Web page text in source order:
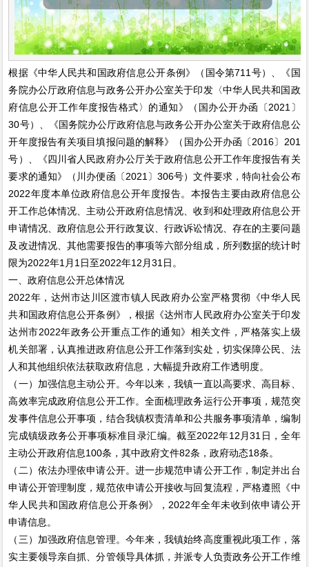
根据《中华人民共和国政府信息公开条例》（国令第711号）、《国
务院办公厅政府信息与政务公开办公室关于印发〈中华人民共和国政
府信息公开工作年度报告格式〉的通知》（国办公开办函〔2021〕
30号）、《国务院办公厅政府信息与政务公开办公室关于政府信息公
开年度报告有关项目填报问题的解释》（国办公开办函〔2016〕201
号）、《四川省人民政府办公厅关于政府信息公开工作年度报告有关
要求的通知》（川办便函〔2021〕306号）文件要求，特向社会公布
2022年度本单位政府信息公开年度报告。本报告主要由政府信息公
开工作总体情况、主动公开政府信息情况、收到和处理政府信息公开
申请情况、政府信息公开行政复议、行政诉讼情况、存在的主要问题
及改进情况、其他需要报告的事项等六部分组成，所列数据的统计时
限为2022年1月1日至2022年12月31日。
一、政府信息公开总体情况
2022年，达州市达川区渡市镇人民政府办公室严格贯彻《中华人民
共和国政府信息公开条例》，根据《达州市人民政府办公室关于印发
达州市2022年政务公开重点工作的通知》相关文件，严格落实上级
机关部署，认真推进政府信息公开工作落到实处，切实保障公民、法
人和其他组织依法获取政府信息，大幅提升政府工作透明度。
（一）加强信息主动公开。今年以来，我镇一直以高要求、高目标、
高效率完成政府信息公开工作。全面梳理政务运行公开事项，规范突
发事件信息公开事项，结合我镇权责清单和公共服务事项清单，编制
完成镇级政务公开事项标准目录汇编。截至2022年12月31日，全年
主动公开政府信息100条，其中政府文件82条，政府动态18条。
（二）依法办理依申请公开。进一步规范申请公开工作，制定并出台
申请公开管理制度，规范依申请公开接收与回复流程，严格遵照《中
华人民共和国政府信息公开条例》，2022年全年未收到依申请公开
申请信息。
（三）加强政府信息管理。今年来，我镇始终高度重视此项工作，落
实主要领导亲自抓、分管领导具体抓，并派专人负责政务公开工作维